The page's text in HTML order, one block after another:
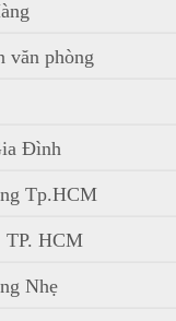
văn phòng
Đình
Tp.HCM
HCM
Nhẹ